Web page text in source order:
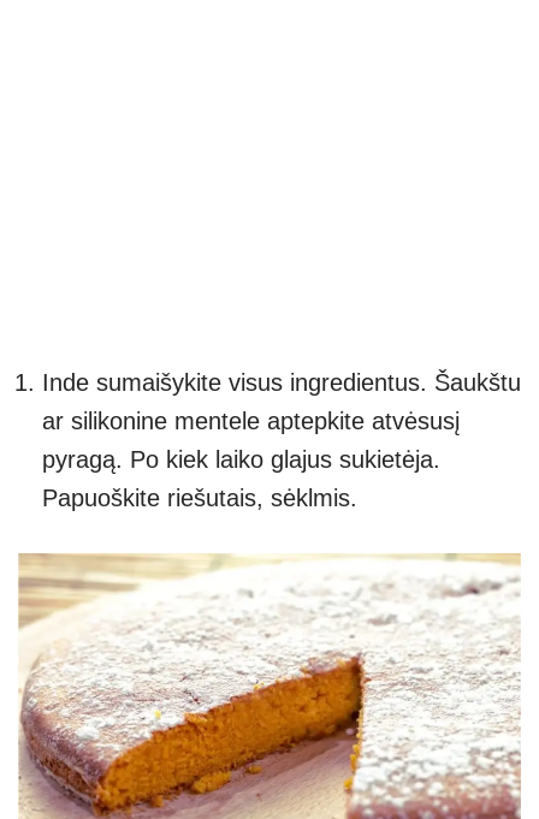
Inde sumaišykite visus ingredientus. Šaukštu
ar silikonine mentele aptepkite atvėsusį
pyragą. Po kiek laiko glajus sukietėja.
Papuoškite riešutais, sėklmis.